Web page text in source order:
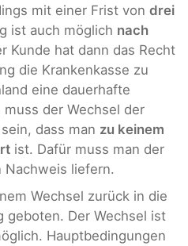
mit einer Frist von drei
ist auch möglich nach
Kunde hat dann das Recht
die Krankenkasse zu
eine dauerhafte
der Wechsel der
dass man zu keinem
ist. Dafür muss man der
Nachweis liefern.
Wechsel zurück in die
geboten. Der Wechsel ist
Hauptbedingungen